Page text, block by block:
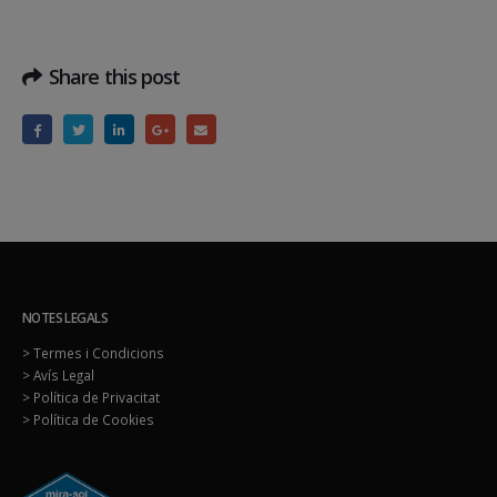
Share this post
NOTES LEGALS
> Termes i Condicions
> Avís Legal
> Política de Privacitat
> Política de Cookies